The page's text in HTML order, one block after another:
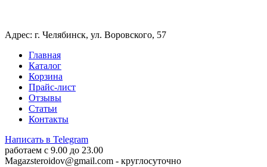
Адрес: г. Челябинск, ул. Воровского, 57
Главная
Каталог
Корзина
Прайс-лист
Отзывы
Статьи
Контакты
Написать в Telegram
работаем c 9.00 до 23.00
Magazsteroidov@gmail.com - круглосуточно